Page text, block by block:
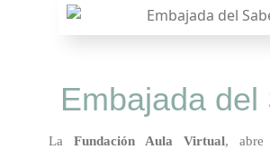
Embajada del
La Fundación Aula Virtual, abre